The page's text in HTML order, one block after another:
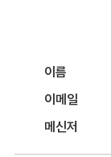
이름
이메일
메신저